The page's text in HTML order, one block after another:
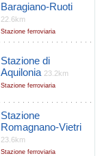
Baragiano-Ruoti
22.6km
Stazione ferroviaria
Stazione di
Aquilonia 23.2km
Stazione ferroviaria
Stazione
Romagnano-Vietri
23.6km
Stazione ferroviaria